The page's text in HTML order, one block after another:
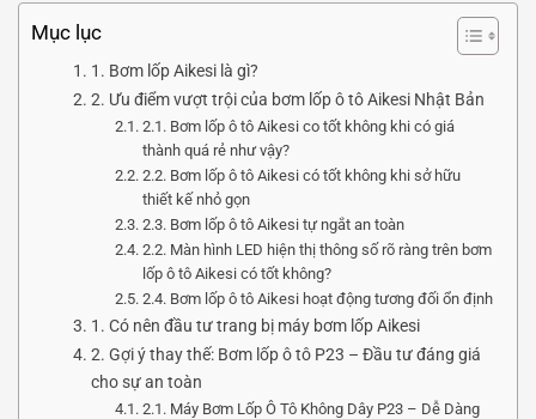
Mục lục
1. Bơm lốp Aikesi là gì?
2. Ưu điểm vượt trội của bơm lốp ô tô Aikesi Nhật Bản
2.1. Bơm lốp ô tô Aikesi co tốt không khi có giá
thành quá rẻ như vậy?
2.2. Bơm lốp ô tô Aikesi có tốt không khi sở hữu
thiết kế nhỏ gọn
2.3. Bơm lốp ô tô Aikesi tự ngắt an toàn
2.2. Màn hình LED hiện thị thông số rõ ràng trên bơm
lốp ô tô Aikesi có tốt không?
2.4. Bơm lốp ô tô Aikesi hoạt động tương đối ổn định
1. Có nên đầu tư trang bị máy bơm lốp Aikesi
2. Gợi ý thay thế: Bơm lốp ô tô P23 – Đầu tư đáng giá
cho sự an toàn
2.1. Máy Bơm Lốp Ô Tô Không Dây P23 – Dễ Dàng